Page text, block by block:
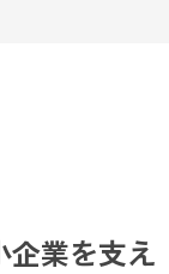
企業を支え